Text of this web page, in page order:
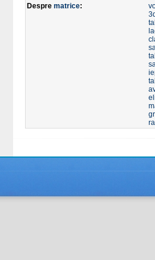
Despre matrice: